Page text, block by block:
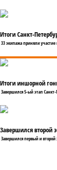
Итоги Санкт-
33 экипажа приняли участие
Итоги иншорной
Завершился 5-ый этап Санкт-
Завершился второй
Завершился первый и второй